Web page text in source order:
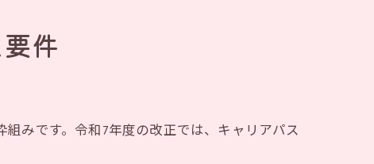
理件
みです。令和7年度の改正では、キャリアパス